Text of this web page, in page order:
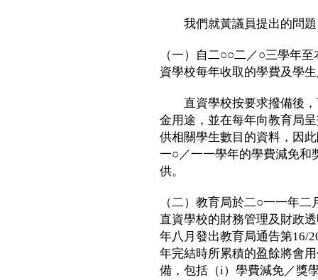
我們就黃議員提出的問題
（一）自二○○二／○三學年
資學校每年收取的學費及學
直資學校按要求撥備後，
金用途，並在每年向教育局
供相關學生數目的資料，因
一○／一一學年的學費減免和
供。
（二）教育局於二○一一年
直資學校的財務管理及財政
年八月發出教育局通告第16/
年完結時所累積的盈餘將會
備，包括（i）學費減免／獎